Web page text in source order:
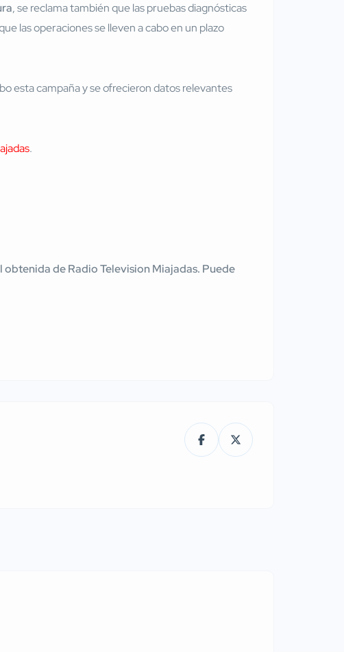
, se reclama también que las pruebas diagnósticas
las operaciones se lleven a cabo en un plazo
esta campaña y se ofrecieron datos relevantes
.
de Radio Television Miajadas. Puede